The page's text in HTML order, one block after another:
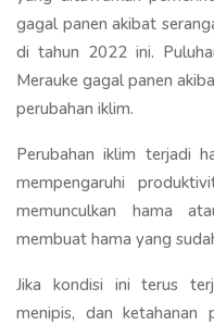
gagal panen akibat
di tahun 2022 ini.
Merauke gagal panen
perubahan iklim.
Perubahan iklim terjadi
mempengaruhi
memunculkan hama
membuat hama yang
Jika kondisi ini terus
menipis, dan ketahanan